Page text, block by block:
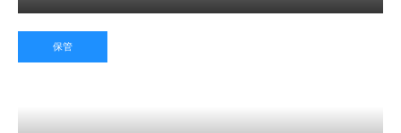
保管